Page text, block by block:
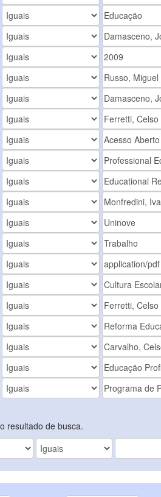
resultado de busca.